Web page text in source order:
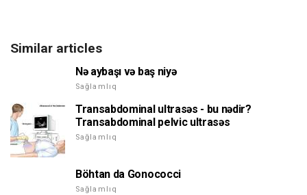
Similar articles
Nə aybaşı və baş niyə
Sağlamlıq
Transabdominal ultrasəs - bu nədir?
Transabdominal pelvic ultrasəs
Sağlamlıq
Böhtan da Gonococci
Sağlamlıq